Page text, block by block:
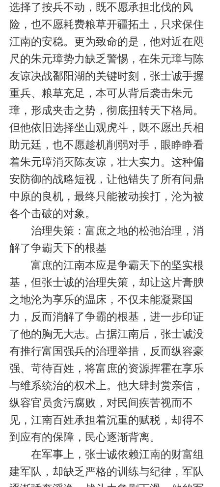
选择了按兵不动，既不愿承担北伐的风
险，也不愿耗费粮草开疆拓土，只求保住
江南的安稳。更为致命的是，他对近在咫
尺的朱元璋势力缺乏警惕，在朱元璋与陈
友谅决战鄱阳湖的关键时刻，张士诚手握
重兵、粮草充足，本可从背后袭击朱元
璋，形成夹击之势，彻底扭转天下格局。
但他依旧选择坐山观虎斗，既不愿出兵相
助元廷，也不愿趁机削弱对手，眼睁睁看
着朱元璋消灭陈友谅，壮大实力。这种偏
安防御的战略短视，让他错失了所有问鼎
中原的良机，最终只能被动挨打，沦为被
各个击破的对象。
治理失策：富庶之地的松弛治理，消
解了争霸天下的根基
富庶的江南本应是争霸天下的坚实根
基，但张士诚的治理失策，却让这片膏腴
之地沦为享乐的温床，不仅未能凝聚国
力，反而消解了争霸的根基，进一步印证
了他的胸无大志。占据江南后，张士诚没
有推行富国强兵的治理举措，反而纵容豪
强、苛待百姓，将富庶的资源挥霍在享乐
与维系统治的权术上。他大肆封赏亲信，
纵容官员贪污腐败，对民间疾苦视而不
见，江南百姓承担着沉重的赋税，却得不
到应有的保障，民心逐渐背离。
在军事上，张士诚依赖江南的财富组
建军队，却缺乏严格的训练与纪律，军队